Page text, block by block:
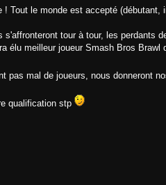
! Tout le monde est accepté (débutant,
s'affronteront tour à tour, les perdants
élu meilleur joueur Smash Bros Brawl
pas mal de joueurs, nous donneront
qualification stp